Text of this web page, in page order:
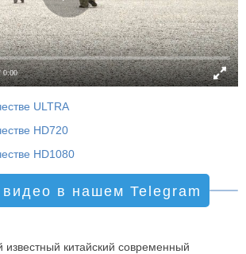
0:00
ULTRA
HD720
HD1080
в нашем Telegram
китайский современный